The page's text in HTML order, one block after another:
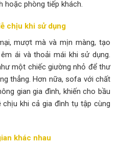
hoặc phòng tiếp khách.
chịu khi sử dụng
mượt mà và mịn màng, tạo
ái và thoải mái khi sử dụng.
một chiếc giường nhỏ để thư
thẳng. Hơn nữa, sofa với chất
gian gia đình, khiến cho bầu
khi cả gia đình tụ tập cùng
khác nhau